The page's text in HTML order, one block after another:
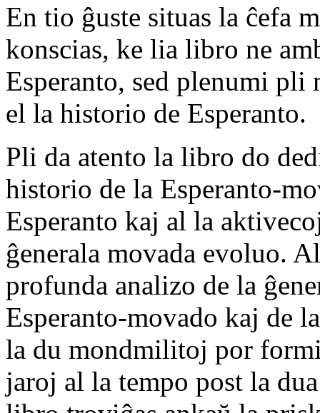
En tio ĝuste situas la ĉefa
konscias, ke lia libro ne
Esperanto, sed plenumi
el la historio de Esperanto.
Pli da atento la libro do
historio de la Esperanto-
Esperanto kaj al la
ĝenerala movada evoluo.
profunda analizo de la
Esperanto-movado kaj de
la du mondmilitoj por
jaroj al la tempo post la